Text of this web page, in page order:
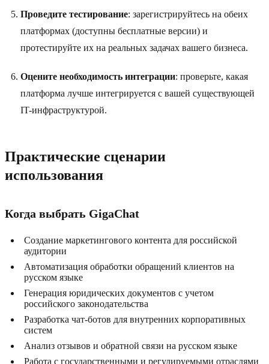
Проведите тестирование: зарегистрируйтесь на обеих
платформах (доступны бесплатные версии) и
протестируйте их на реальных задачах вашего бизнеса.
Оцените необходимость интеграции: проверьте, какая
платформа лучше интегрируется с вашей существующей
IT-инфраструктурой.
Практические сценарии
использования
Когда выбрать GigaChat
Создание маркетингового контента для российской
аудитории
Автоматизация обработки обращений клиентов на
русском языке
Генерация юридических документов с учетом
российского законодательства
Разработка чат-ботов для внутренних корпоративных
систем
Анализ отзывов и обратной связи на русском языке
Работа с государственными и регулируемыми отраслями